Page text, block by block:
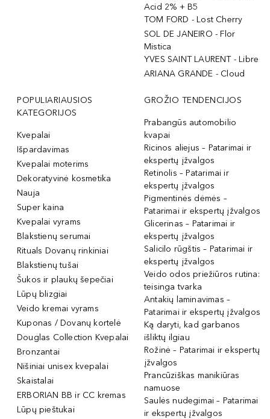
Acid 2% + B5
TOM FORD - Lost Cherry
SOL DE JANEIRO - Flor
Mistica
YVES SAINT LAURENT - Libre
ARIANA GRANDE - Cloud
POPULIARIAUSIOS
KATEGORIJOS
Kvepalai
Išpardavimas
Kvepalai moterims
Dekoratyvinė kosmetika
Nauja
Super kaina
Kvepalai vyrams
Blakstienų serumai
Rituals Dovanų rinkiniai
Blakstienų tušai
Šukos ir plaukų šepečiai
Lūpų blizgiai
Veido kremai vyrams
Kuponas / Dovanų kortelė
Douglas Collection Kvepalai
Bronzantai
Nišiniai unisex kvepalai
Skaistalai
ERBORIAN BB ir CC kremas
Lūpų pieštukai
GROŽIO TENDENCIJOS
Prabangūs automobilio
kvapai
Ricinos aliejus – Patarimai ir
ekspertų įžvalgos
Retinolis – Patarimai ir
ekspertų įžvalgos
Pigmentinės dėmės –
Patarimai ir ekspertų įžvalgos
Glicerinas – Patarimai ir
ekspertų įžvalgos
Salicilo rūgštis – Patarimai ir
ekspertų įžvalgos
Veido odos priežiūros rutina:
teisinga tvarka
Antakių laminavimas –
Patarimai ir ekspertų įžvalgos
Ką daryti, kad garbanos
išliktų ilgiau
Rožinė – Patarimai ir ekspertų
įžvalgos
Prancūziškas manikiūras
namuose
Saulės nudegimai – Patarimai
ir ekspertų įžvalgos